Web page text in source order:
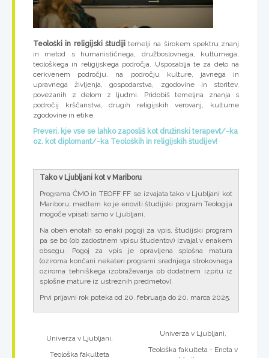
Teološki in religijski študijitemelji na širokem spektru znanj
in metod s humanističnega, družboslovnega, kulturnega,
teološkega in religijskega področja. Usposablja te za delo na
cerkvenem področju, na področju kulture, javnega in
upravnega življenja, gospodarstva, zgodovine in storitev,
povezanih z delom z ljudmi. Pridobiš temeljna znanja s
področij krščanstva, drugih religijskih verovanj, kulturne
zgodovine in etike.
Preveri, kje vse se lahko zaposliš kot družinski terapevt/-ka
oz. kot diplomant/-ka Teoloških in religijskih študijev!
Tako v Ljubljani kot v Mariboru
Programa ČMO in TEOFF FF se izvajata tako v Ljubljani kot
Mariboru, medtem ko je enoviti študijski program Teologija
mogoče vpisati samo v Ljubljani.
Na obeh enotah so enaki pogoji za vpis, študijski program
pa se bo (ob zadostnem vpisu študentov) izvajal v enakem
obsegu. Pogoj za vpis je opravljena splošna matura
(oziroma končani nekateri programi srednjega strokovnega
oziroma tehniškega izobraževanja ob dodatnem izpitu iz
splošne mature iz ustreznih predmetov).
Prvi prijavni rok poteka od 20. februarja do 20. marca 2025.
Univerza v Ljubljani,
Teološka fakulteta
Univerza v Ljubljani,
Teološka fakulteta - Enota v